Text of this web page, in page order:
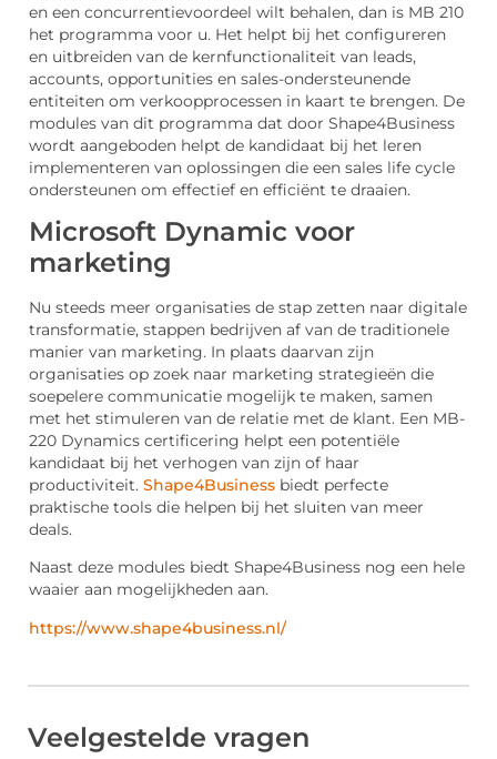
en een concurrentievoordeel wilt behalen, dan is MB 210
het programma voor u. Het helpt bij het configureren
en uitbreiden van de kernfunctionaliteit van leads,
accounts, opportunities en sales-ondersteunende
entiteiten om verkoopprocessen in kaart te brengen. De
modules van dit programma dat door Shape4Business
wordt aangeboden helpt de kandidaat bij het leren
implementeren van oplossingen die een sales life cycle
ondersteunen om effectief en efficiënt te draaien.
Microsoft Dynamic voor
marketing
Nu steeds meer organisaties de stap zetten naar digitale
transformatie, stappen bedrijven af van de traditionele
manier van marketing. In plaats daarvan zijn
organisaties op zoek naar marketing strategieën die
soepelere communicatie mogelijk te maken, samen
met het stimuleren van de relatie met de klant. Een MB-
220 Dynamics certificering helpt een potentiële
kandidaat bij het verhogen van zijn of haar
productiviteit. Shape4Business biedt perfecte
praktische tools die helpen bij het sluiten van meer
deals.
Naast deze modules biedt Shape4Business nog een hele
waaier aan mogelijkheden aan.
https://www.shape4business.nl/
Veelgestelde vragen